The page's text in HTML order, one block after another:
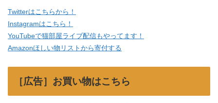
Twitterはこちらから！
Instagramはこちら！
YouTubeで猫部屋ライブ配信もやってます！
Amazonほしい物リストから寄付する
［広告］お買い物はこちら